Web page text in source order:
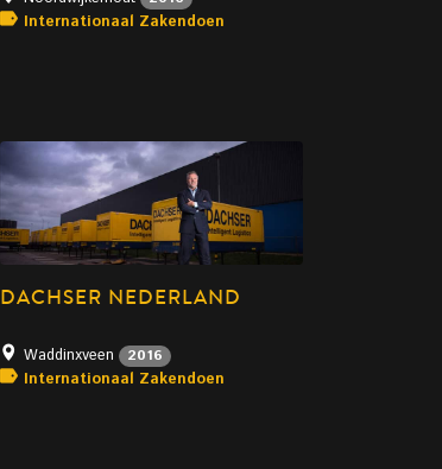
Internationaal Zakendoen
DACHSER NEDERLAND
Waddinxveen 2016
Internationaal Zakendoen